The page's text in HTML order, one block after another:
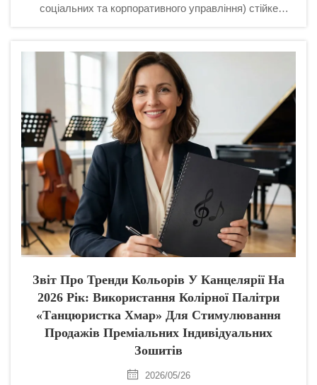
соціальних та корпоративного управління) стійке
нечіткими екологічними обіцянками — так званим...
Звіт Про Тренди Кольорів У Канцелярії На
2026 Рік: Використання Колірної Палітри
«Танцюристка Хмар» Для Стимулювання
Продажів Преміальних Індивідуальних
Зошитів
2026/05/26